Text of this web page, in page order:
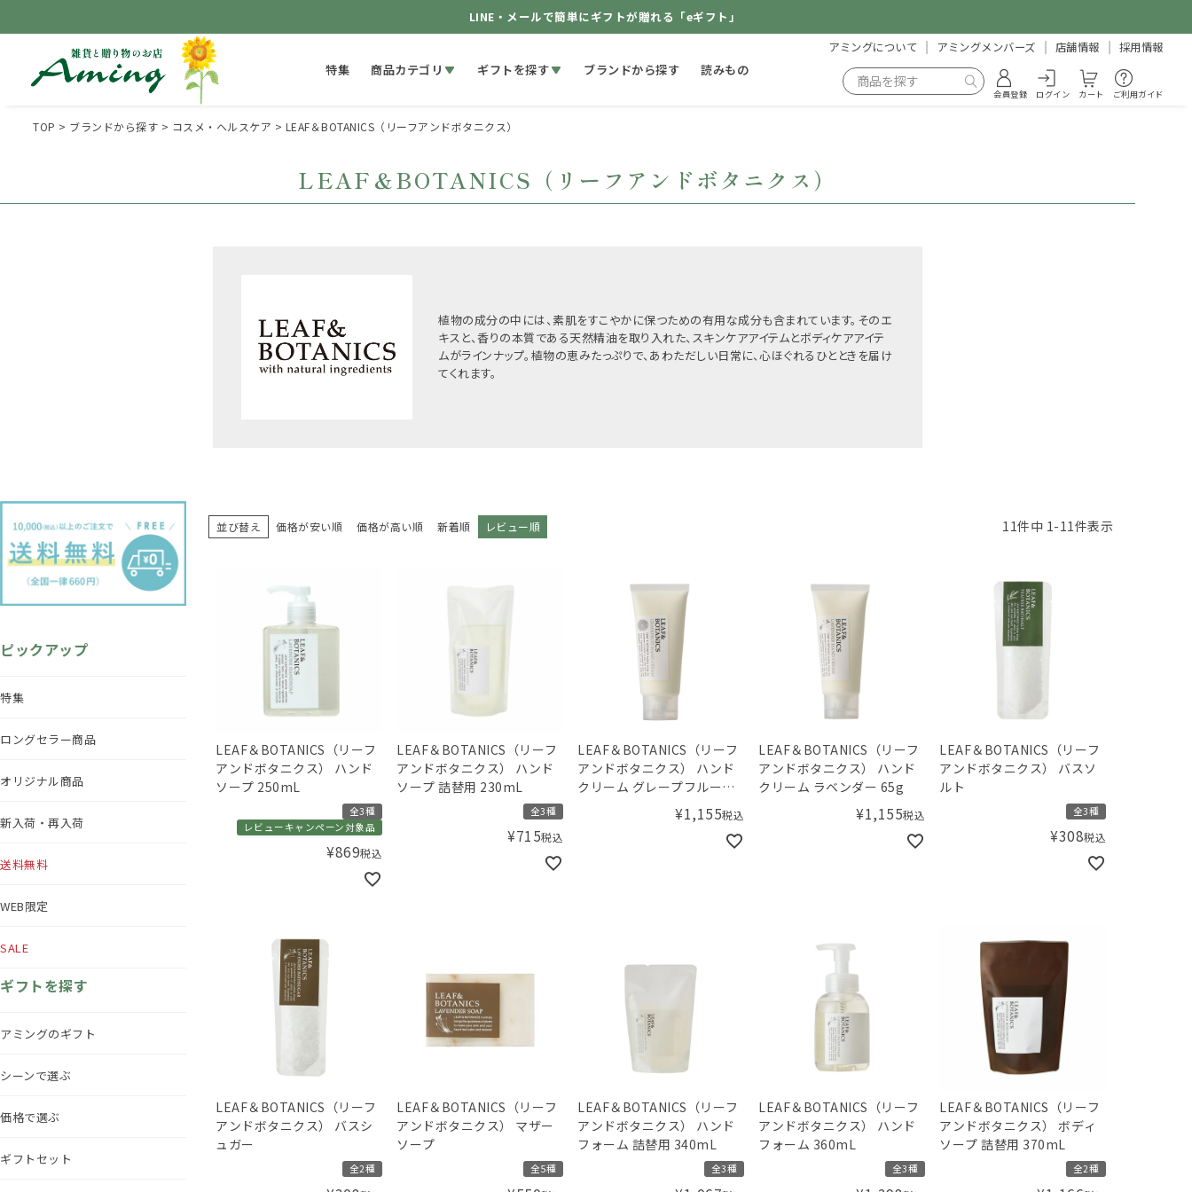
LINE・メールで簡単にギフトが贈れる「eギフト」
特集 商品カテゴリ ギフトを探す ブランドから探す 読みもの
アミングについて アミングメンバーズ 店舗情報 採用情報
会員登録 ログイン カート ご利用ガイド
TOP ブランドから探す コスメ・ヘルスケア LEAF＆BOTANICS（リーフアンドボタニクス）
LEAF＆BOTANICS（リーフアンドボタニクス）
植物の成分の中には、素肌をすこやかに保つための有用な成分も含まれています。そのエ
キスと、香りの本質である天然精油を取り入れた、スキンケアアイテムとボディケアアイテ
ムがラインナップ。植物の恵みたっぷりで、あわただしい日常に、心ほぐれるひとときを届け
てくれます。
ピックアップ
特集
ロングセラー商品
オリジナル商品
新入荷・再入荷
送料無料
WEB限定
SALE
ギフトを探す
アミングのギフト
シーンで選ぶ
価格で選ぶ
ギフトセット
並び替え 価格が安い順 価格が高い順 新着順 レビュー順 11件中 1-11件表示
LEAF＆BOTANICS（リーフ
アンドボタニクス） ハンド
ソープ 250mL
全3種
レビューキャンペーン対象品
¥869税込
LEAF＆BOTANICS（リーフ
アンドボタニクス） ハンド
ソープ 詰替用 230mL
全3種
¥715税込
LEAF＆BOTANICS（リーフ
アンドボタニクス） ハンド
クリーム グレープフルーツ
¥1,155税込
LEAF＆BOTANICS（リーフ
アンドボタニクス） ハンド
クリーム ラベンダー 65g
¥1,155税込
LEAF＆BOTANICS（リーフ
アンドボタニクス） バスソ
ルト
全3種
¥308税込
LEAF＆BOTANICS（リーフ
アンドボタニクス） バスシ
ュガー
全2種
LEAF＆BOTANICS（リーフ
アンドボタニクス） マザー
ソープ
全5種
LEAF＆BOTANICS（リーフ
アンドボタニクス） ハンド
フォーム 詰替用 340mL
全3種
LEAF＆BOTANICS（リーフ
アンドボタニクス） ハンド
フォーム 360mL
全3種
LEAF＆BOTANICS（リーフ
アンドボタニクス） ボディ
ソープ 詰替用 370mL
全2種